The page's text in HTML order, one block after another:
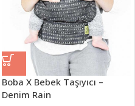
Boba X Bebek Taşıyıcı –
Denim Rain